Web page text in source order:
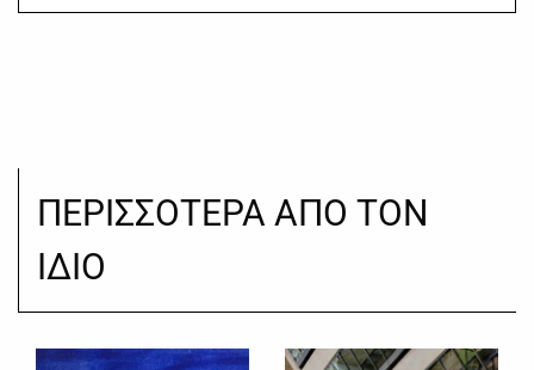
ΠΕΡΙΣΣΟΤΕΡΑ ΑΠΟ ΤΟΝ
ΙΔΙΟ